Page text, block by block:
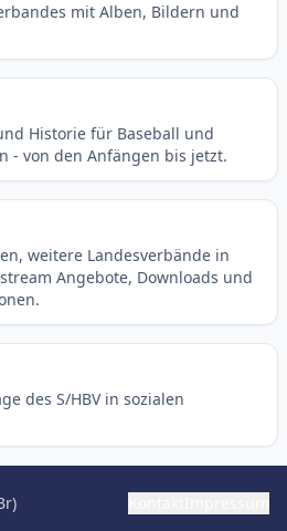
mit Alben, Bildern und
Historie für Baseball und
- von den Anfängen bis jetzt.
weitere Landesverbände in
Angebote, Downloads und
des S/HBV in sozialen